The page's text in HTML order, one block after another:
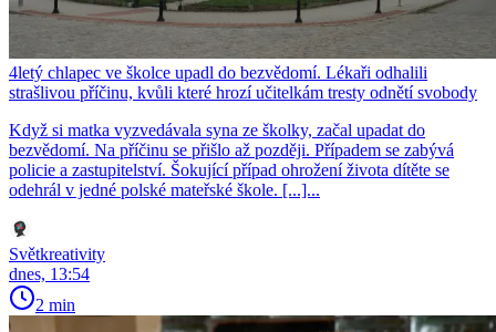
4letý chlapec ve školce upadl do bezvědomí. Lékaři odhalili
strašlivou příčinu, kvůli které hrozí učitelkám tresty odnětí svobody
Když si matka vyzvedávala syna ze školky, začal upadat do
bezvědomí. Na příčinu se přišlo až později. Případem se zabývá
policie a zastupitelství. Šokující případ ohrožení života dítěte se
odehrál v jedné polské mateřské škole. [...]...
Světkreativity
dnes, 13:54
2 min